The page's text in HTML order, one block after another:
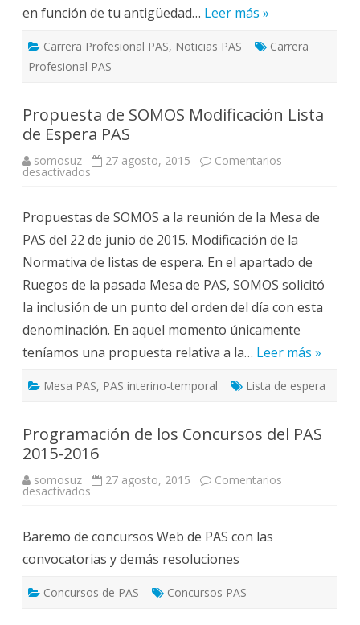
en función de tu antigüedad… Leer más »
Carrera Profesional PAS, Noticias PAS
Carrera
Profesional PAS
Propuesta de SOMOS Modificación Lista
de Espera PAS
somosuz 27 agosto, 2015 Comentarios
desactivadosen
Modificación
Lista
de
Espera
PAS
Propuestas de SOMOS a la reunión de la Mesa de
PAS del 22 de junio de 2015. Modificación de la
Normativa de listas de espera. En el apartado de
Ruegos de la pasada Mesa de PAS, SOMOS solicitó
la inclusión de un punto del orden del día con esta
denominación. En aquel momento únicamente
teníamos una propuesta relativa a la… Leer más »
Mesa PAS, PAS interino-temporal Lista de espera
Programación de los Concursos del PAS
2015-2016
somosuz 27 agosto, 2015 Comentarios
desactivadosen
Concursos
del
PAS
2015-
Baremo de concursos Web de PAS con las
convocatorias y demás resoluciones
Concursos de PAS Concursos PAS